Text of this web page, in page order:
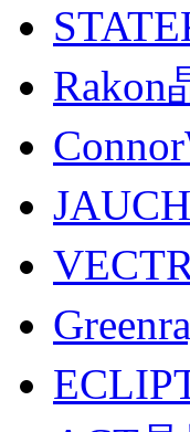
Rakon